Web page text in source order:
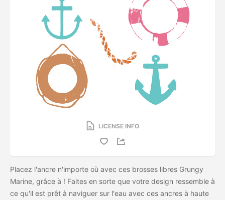
LICENSE INFO
Placez l'ancre n'importe où avec ces brosses libres Grungy
Marine, grâce à ! Faites en sorte que votre design ressemble à
ce qu'il est prêt à naviguer sur l'eau avec ces ancres à haute